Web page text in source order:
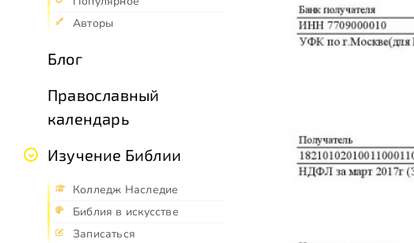
Авторы
Блог
Православный
календарь
Изучение Библии
Колледж Наследие
Библия в искусстве
Записаться